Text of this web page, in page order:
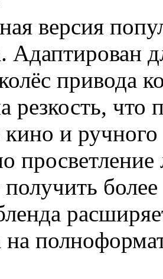
версия
Адаптирован
привода
резкость, что
и
получить
на